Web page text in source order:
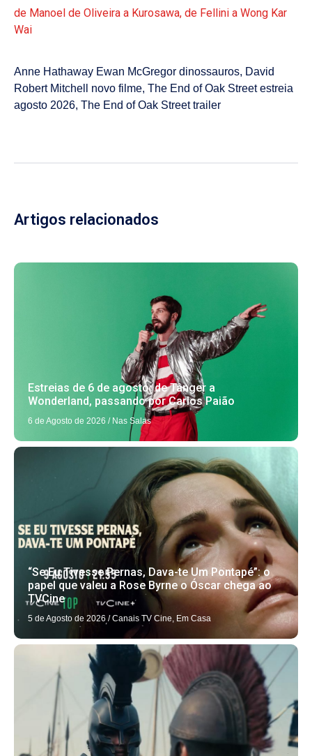
de Manoel de Oliveira a Kurosawa, de Fellini a Wong Kar
Wai
Anne Hathaway Ewan McGregor dinossauros, David
Robert Mitchell novo filme, The End of Oak Street estreia
agosto 2026, The End of Oak Street trailer
Artigos relacionados
Estreias de 6 de agosto: de Tânger a
Wonderland, passando por Carlos Paião
6 de Agosto de 2026 / Nas Salas
“Se Eu Tivesse Pernas, Dava-te Um Pontapé”: o
papel que valeu a Rose Byrne o Óscar chega ao
TVCine
5 de Agosto de 2026 / Canais TV Cine, Em Casa